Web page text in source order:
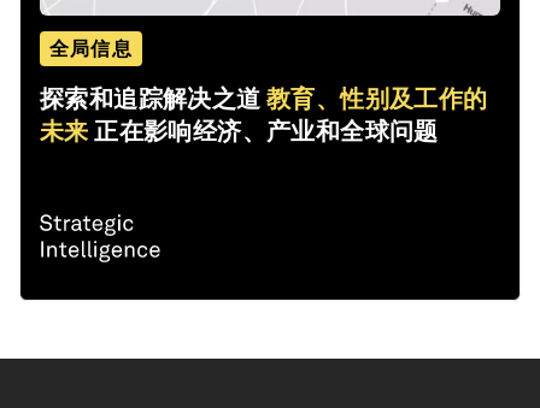
全局信息
探索和追踪解决之道教育、性别及工作的
未来 正在影响经济、产业和全球问题